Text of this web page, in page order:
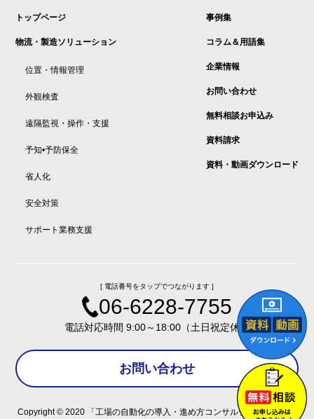
トップページ
物流・製造ソリューション
位置・情報管理
外観検査
遠隔監視・操作・支援
予知•予防保全
省人化
安全対策
サポート業務支援
事例集
コラム＆用語集
企業情報
お問い合わせ
無料相談お申込み
資料請求
資料・動画ダウンロード
[ 電話番号をタップでつながります ]
06-6228-7755
電話対応時間 9:00～18:00（土日祝定休）
お問い合わせ
Copyright © 2020 「工場の自動化の導入・進め方コンサルティング「ナク